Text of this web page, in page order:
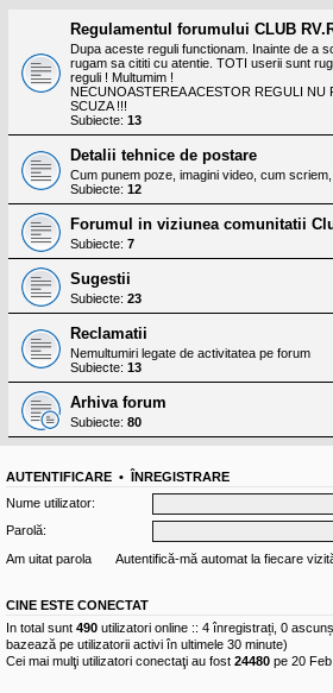
Regulamentul forumului CLUB
Dupa aceste reguli functionam. Inainte de a
rugam sa cititi cu atentie. TOTI userii sunt
reguli ! Multumim !
NECUNOASTEREA ACESTOR REGULI NU
SCUZA !!!
Subiecte: 13
Detalii tehnice de postare
Cum punem poze, imagini video, cum
Subiecte: 12
Forumul in viziunea comunitatii
Subiecte: 7
Sugestii
Subiecte: 23
Reclamatii
Nemultumiri legate de activitatea pe forum
Subiecte: 13
Arhiva forum
Subiecte: 80
AUTENTIFICARE •
ÎNREGISTRARE
Nume utilizator:
Parolă:
Am uitat parola
Autentifică-mă automat la fiecare
CINE ESTE CONECTAT
In total sunt 490 utilizatori online :: 4 înregistrați, 0
bazează pe utilizatorii activi în ultimele 30 minute)
Cei mai mulţi utilizatori conectaţi au fost 24480 pe 20